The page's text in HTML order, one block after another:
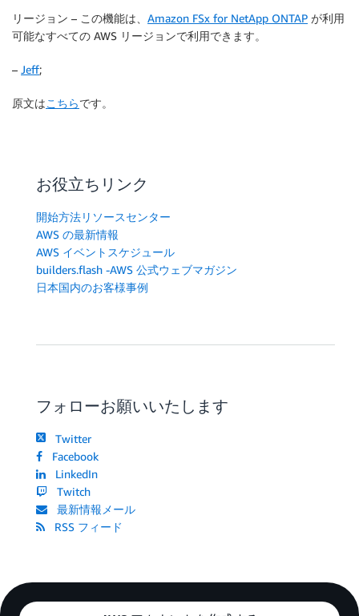
リージョン – この機能は、 Amazon FSx for NetApp ONTAP が利用
可能なすべての AWS リージョンで利用できます。
– Jeff;
原文はこちらです。
お役立ちリンク
開始方法リソースセンター
AWS の最新情報
AWS イベントスケジュール
builders.flash -AWS 公式ウェブマガジン
日本国内のお客様事例
フォローお願いいたします
Twitter
Facebook
LinkedIn
Twitch
最新情報メール
RSS フィード